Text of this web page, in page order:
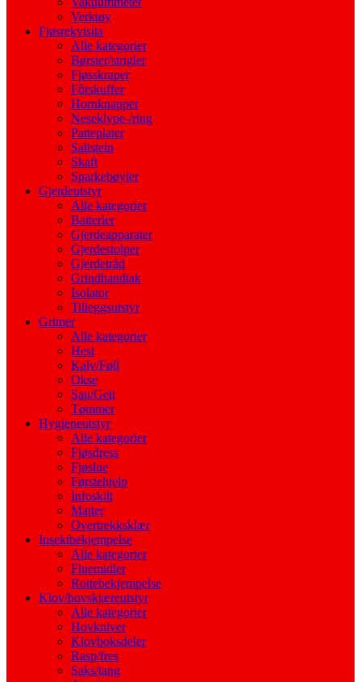
Verktøy
Fjøsrekvisita
Alle kategorier
Børster/strigler
Fjøsskraper
Fôrskuffer
Hornknapper
Neseklype-/ring
Patteplater
Saltstein
Skaft
Sparkebøyler
Gjerdeutstyr
Alle kategorier
Batterier
Gjerdeapparater
Gjerdestolper
Gjerdetråd
Grindhandtak
Isolator
Tilleggsutstyr
Grimer
Alle kategorier
Hest
Kalv/Føll
Okse
Sau/Geit
Tømmer
Hygieneutstyr
Alle kategorier
Fjøsdress
Fjøslue
Førstehjelp
Infoskilt
Matter
Overtrekksklær
Insektbekjempelse
Alle kategorier
Fluemidler
Rottebekjempelse
Klov/hovskjæreutstyr
Alle kategorier
Hovkniver
Klovboksdeler
Rasp/fres
Saks/tang